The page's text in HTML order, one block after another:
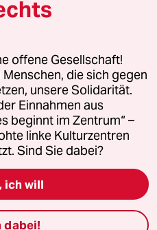
GmbH
Fragen oder für Genehmigungen
Kommune-Richtlinien
Impressum AGB
widerrufen (Ads)
offene Gesellschaft!
die sich gegen
unsere Solidarität.
Einnahmen aus
beginnt im Zentrum“ –
linke Kulturzentren
Sind Sie dabei?
ich will
dabei!